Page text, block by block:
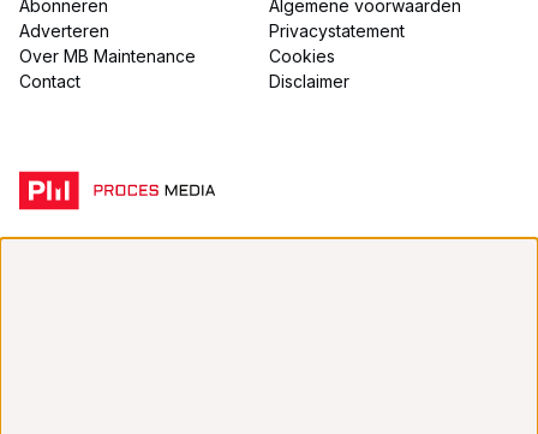
Abonneren
Adverteren
Over MB Maintenance
Contact
Algemene voorwaarden
Privacystatement
Cookies
Disclaimer